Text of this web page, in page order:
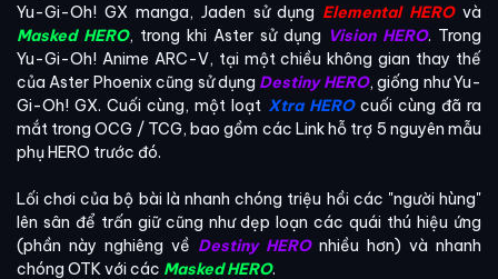
Yu-Gi-Oh! GX manga, Jaden sử dụng Elemental HEROvà
Masked HERO, trong khi Aster sử dụng Vision HERO. Trong
Yu-Gi-Oh! Anime ARC-V, tại một chiều không gian thay thế
của Aster Phoenix cũng sử dụng Destiny HERO, giống như Yu-
Gi-Oh! GX. Cuối cùng, một loạt Xtra HEROcuối cùng đã ra
mắt trong OCG / TCG, bao gồm các Link hỗ trợ 5 nguyên mẫu
phụ HERO trước đó.
Lối chơi của bộ bài là nhanh chóng triệu hồi các "người hùng"
lên sân để trấn giữ cũng như dẹp loạn các quái thú hiệu ứng
(phần này nghiêng về Destiny HEROnhiều hơn) và nhanh
chóng OTK với các Masked HERO.